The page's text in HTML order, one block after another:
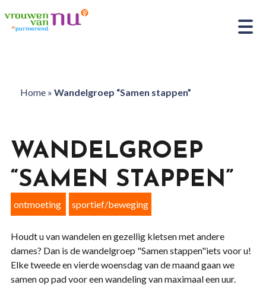
Home» Wandelgroep “Samen stappen”
WANDELGROEP
“SAMEN STAPPEN”
ontmoeting sportief/beweging
Houdt u van wandelen en gezellig kletsen met andere
dames? Dan is de wandelgroep "Samen stappen"iets voor u!
Elke tweede en vierde woensdag van de maand gaan we
samen op pad voor een wandeling van maximaal een uur.